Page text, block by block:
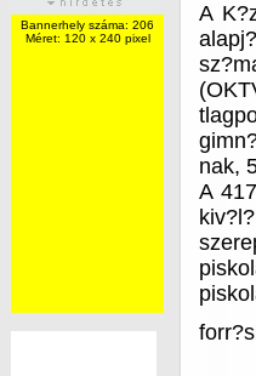
Bannerhely száma: 206
Méret: 120 x 240 pixel
A
nak,
A